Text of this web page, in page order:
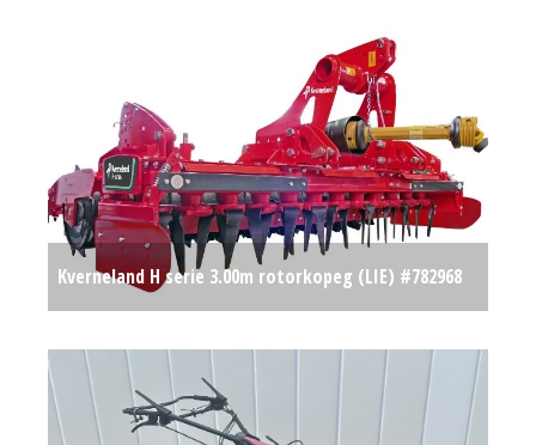
Kverneland H serie 3.00m rotorkopeg (LIE) #782968